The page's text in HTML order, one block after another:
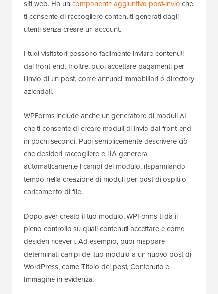
siti web. Ha un componente aggiuntivo post-invio che
ti consente di raccogliere contenuti generati dagli
utenti senza creare un account.
I tuoi visitatori possono facilmente inviare contenuti
dal front-end. Inoltre, puoi accettare pagamenti per
l'invio di un post, come annunci immobiliari o directory
aziendali.
WPForms include anche un generatore di moduli AI
che ti consente di creare moduli di invio dal front-end
in pochi secondi. Puoi semplicemente descrivere ciò
che desideri raccogliere e l'IA genererà
automaticamente i campi del modulo, risparmiando
tempo nella creazione di moduli per post di ospiti o
caricamento di file.
Dopo aver creato il tuo modulo, WPForms ti dà il
pieno controllo su quali contenuti accettare e come
desideri riceverli. Ad esempio, puoi mappare
determinati campi del tuo modulo a un nuovo post di
WordPress, come Titolo del post, Contenuto e
Immagine in evidenza.